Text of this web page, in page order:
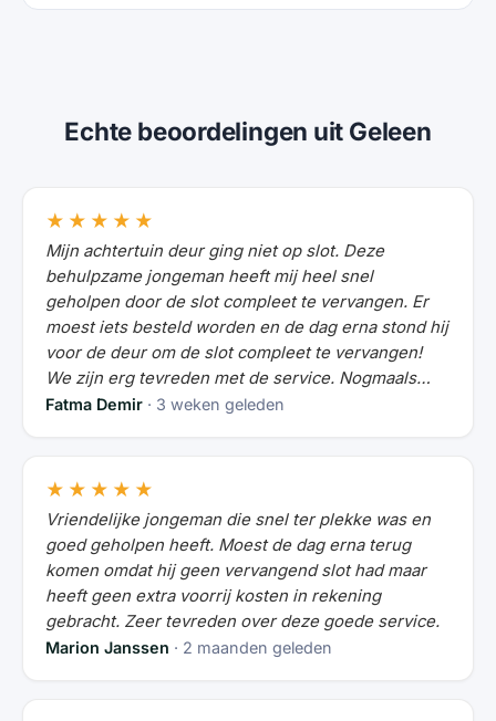
Echte beoordelingen uit Geleen
★★★★★
Mijn achtertuin deur ging niet op slot. Deze
behulpzame jongeman heeft mij heel snel
geholpen door de slot compleet te vervangen. Er
moest iets besteld worden en de dag erna stond hij
voor de deur om de slot compleet te vervangen!
We zijn erg tevreden met de service. Nogmaals
bedankt!
Fatma Demir · 3 weken geleden
★★★★★
Vriendelijke jongeman die snel ter plekke was en
goed geholpen heeft. Moest de dag erna terug
komen omdat hij geen vervangend slot had maar
heeft geen extra voorrij kosten in rekening
gebracht. Zeer tevreden over deze goede service.
Marion Janssen · 2 maanden geleden